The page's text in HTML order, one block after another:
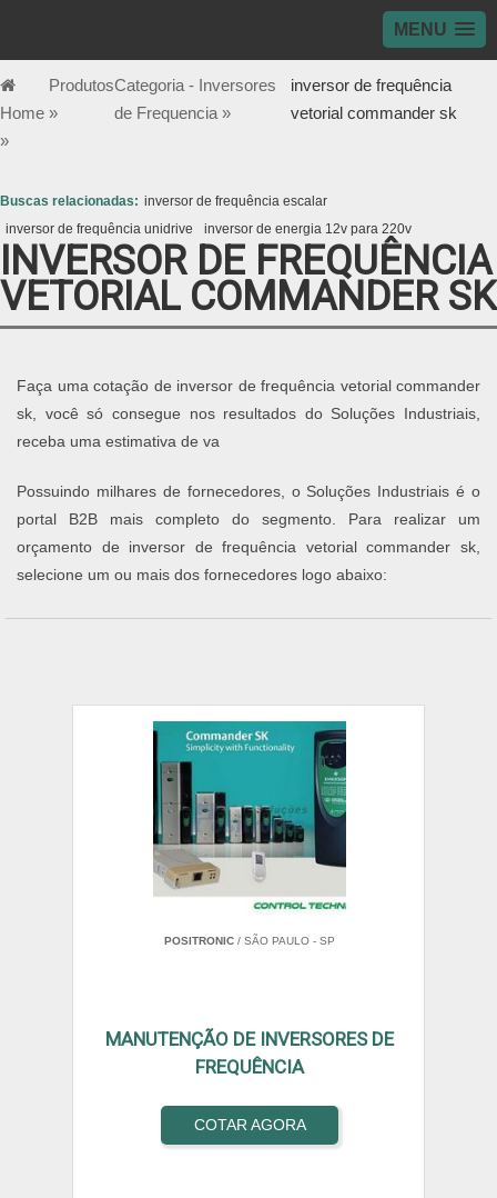
MENU
Home
»
Produtos
»
Categoria - Inversores
de Frequencia »
inversor de frequência
vetorial commander sk
Buscas relacionadas: inversor de frequência escalar
inversor de frequência unidrive
inversor de energia 12v para 220v
INVERSOR DE FREQUÊNCIA
VETORIAL COMMANDER SK
Faça uma cotação de inversor de frequência vetorial commander
sk, você só consegue nos resultados do Soluções Industriais,
receba uma estimativa de va
Possuindo milhares de fornecedores, o Soluções Industriais é o
portal B2B mais completo do segmento. Para realizar um
orçamento de inversor de frequência vetorial commander sk,
selecione um ou mais dos fornecedores logo abaixo:
POSITRONIC / SÃO PAULO - SP
MANUTENÇÃO DE INVERSORES DE
FREQUÊNCIA
COTAR AGORA